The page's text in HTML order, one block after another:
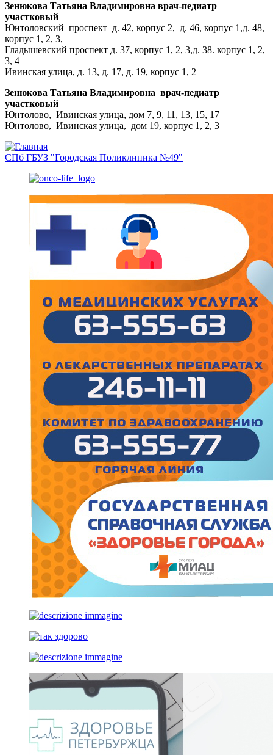
Зенюкова Татьяна Владимировна врач-педиатр
участковый
Юнтоловский проспект д. 42, корпус 2, д. 46, корпус 1,д. 48,
корпус 1, 2, 3,
Гладышевский проспект д. 37, корпус 1, 2, 3,д. 38. корпус 1, 2,
3, 4
Ивинская улица, д. 13, д. 17, д. 19, корпус 1, 2
Зенюкова Татьяна Владимировна врач-педиатр
участковый
Юнтолово, Ивинская улица, дом 7, 9, 11, 13, 15, 17
Юнтолово, Ивинская улица, дом 19, корпус 1, 2, 3
СПб ГБУЗ "Городская Поликлиника №49"